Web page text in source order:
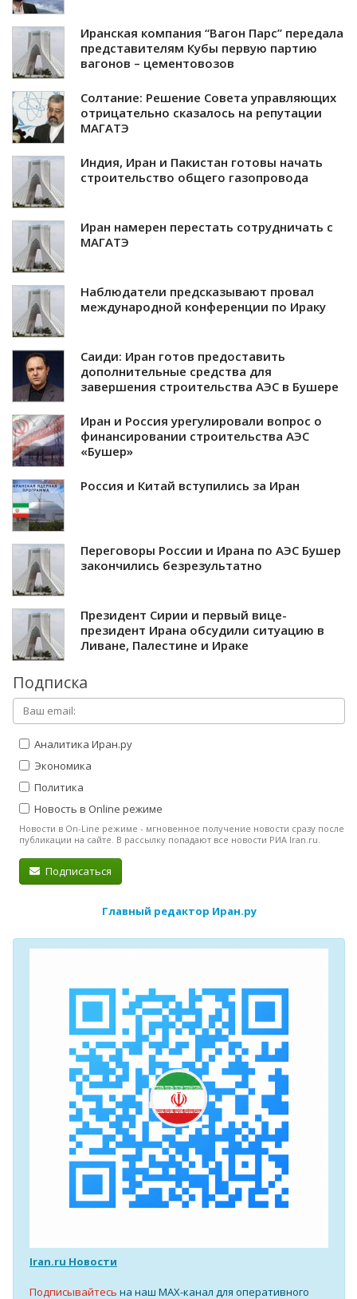
Иранская компания “Вагон Парс” передала
представителям Кубы первую партию
вагонов – цементовозов
Солтание: Решение Совета управляющих
отрицательно сказалось на репутации
МАГАТЭ
Индия, Иран и Пакистан готовы начать
строительство общего газопровода
Иран намерен перестать сотрудничать с
МАГАТЭ
Наблюдатели предсказывают провал
международной конференции по Ираку
Саиди: Иран готов предоставить
дополнительные средства для
завершения строительства АЭС в Бушере
Иран и Россия урегулировали вопрос о
финансировании строительства АЭС
«Бушер»
Россия и Китай вступились за Иран
Переговоры России и Ирана по АЭС Бушер
закончились безрезультатно
Президент Сирии и первый вице-
президент Ирана обсудили ситуацию в
Ливане, Палестине и Ираке
Подписка
Аналитика Иран.ру
Экономика
Политика
Новость в Online режиме
Новости в On-Line режиме - мгновенное получение новости сразу после
публикации на сайте. В рассылку попадают все новости РИА Iran.ru.
Подписаться
Главный редактор Иран.ру
Iran.ru Новости
Подписывайтесь на наш MAX-канал для оперативного